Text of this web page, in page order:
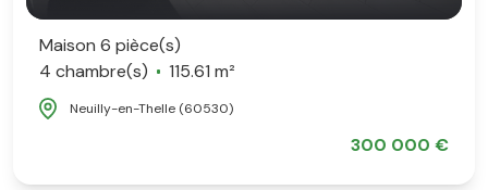
Maison 6 pièce(s)
4 chambre(s)
115.61 m²
Neuilly-en-Thelle (60530)
300 000 €